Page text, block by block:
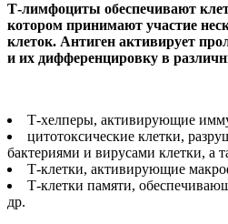
Т-лимфоциты обеспечивают
котором принимают участие
клеток. Антиген активирует
и их дифференцировку в
Т-хелперы, активирующие
цитотоксические клетки,
бактериями и вирусами клетки, а
Т-клетки, активирующие
Т-клетки памяти,
др.